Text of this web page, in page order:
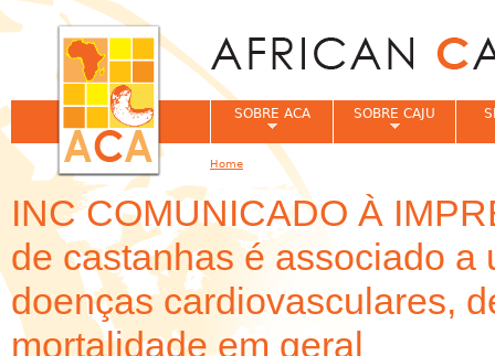
INC COMUNICADO À
de castanhas é associado a
doenças cardiovasculares,
mortalidade em geral
SOBRE ACA SOBRE CAJU
You are here
Home